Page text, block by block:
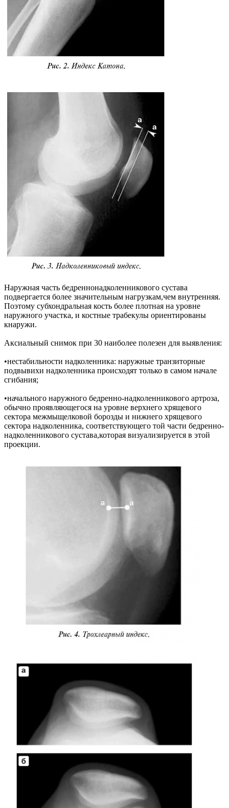
Наружная часть бедреннонадколенникового сустава
подвергается более значительным нагрузкам,чем внутренняя.
Поэтому субхондральная кость более плотная на уровне
наружного участка, и костные трабекулы ориентированы
кнаружи.
Аксиальный снимок при 30 наиболее полезен для выявления:
•нестабильности надколенника: наружные транзиторные
подвывихи надколенника происходят только в самом начале
сгибания;
•начального наружного бедренно-надколенникового артроза,
обычно проявляющегося на уровне верхнего хрящевого
сектора межмыщелковой борозды и нижнего хрящевого
сектора надколенника, соответствующего той части бедренно-
надколенникового сустава,которая визуализируется в этой
проекции.